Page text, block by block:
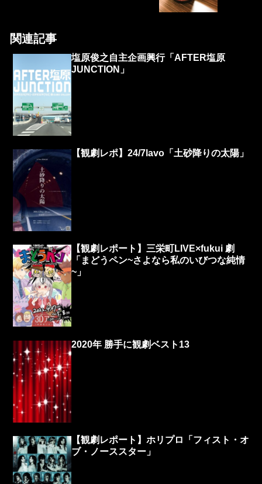
関連記事
塩原俊之自主企画興行「AFTER塩原
JUNCTION」
【観劇レポ】24/7lavo「土砂降りの太陽」
【観劇レポート】三栄町LIVE×fukui 劇
「まどうペン~さよなら私のいびつな純情
~」
2020年 勝手に観劇ベスト13
【観劇レポート】ホリプロ「フィスト・オ
ブ・ノーススター」